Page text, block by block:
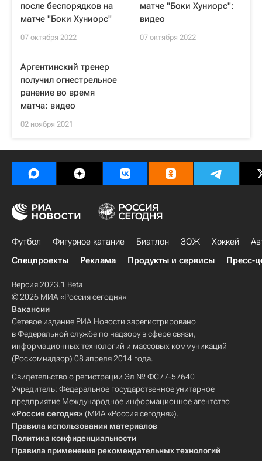
после беспорядков на
матче "Боки Хуниорс"
07 октября 2022
матче "Боки Хуниорс":
видео
07 октября 2022
Аргентинский тренер
получил огнестрельное
ранение во время
матча: видео
02 ноября 2021
Футбол Фигурное катание Биатлон ЗОЖ Хоккей
Спецпроекты
Реклама Продукты и сервисы Пресс-
Версия 2023.1 Beta
© 2026 МИА «Россия сегодня»
Вакансии
Сетевое издание РИА Новости зарегистрировано
в Федеральной службе по надзору в сфере связи,
информационных технологий и массовых коммуникаций
(Роскомнадзор) 08 апреля 2014 года.
Свидетельство о регистрации Эл № ФС77-57640
Учредитель: Федеральное государственное унитарное
предприятие Международное информационное агентство
«Россия сегодня» (МИА «Россия сегодня»).
Правила использования материалов
Политика конфиденциальности
Правила применения рекомендательных технологий